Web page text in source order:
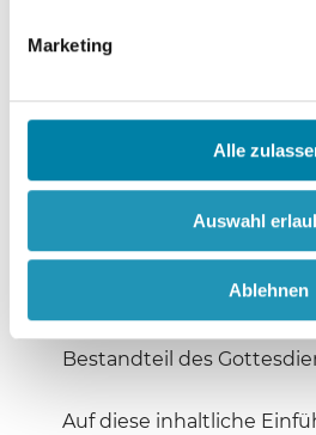
Marketing
Alle
Auswahl
Ablehnen
eigenen Internetzugang
Problem in der
Angehörigen
vielen Fällen sei zuletzt
Finanzierung von
vor allem wenn Spenden
Bestandteil des
Auf diese inhaltliche